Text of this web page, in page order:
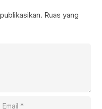
Ruas yang